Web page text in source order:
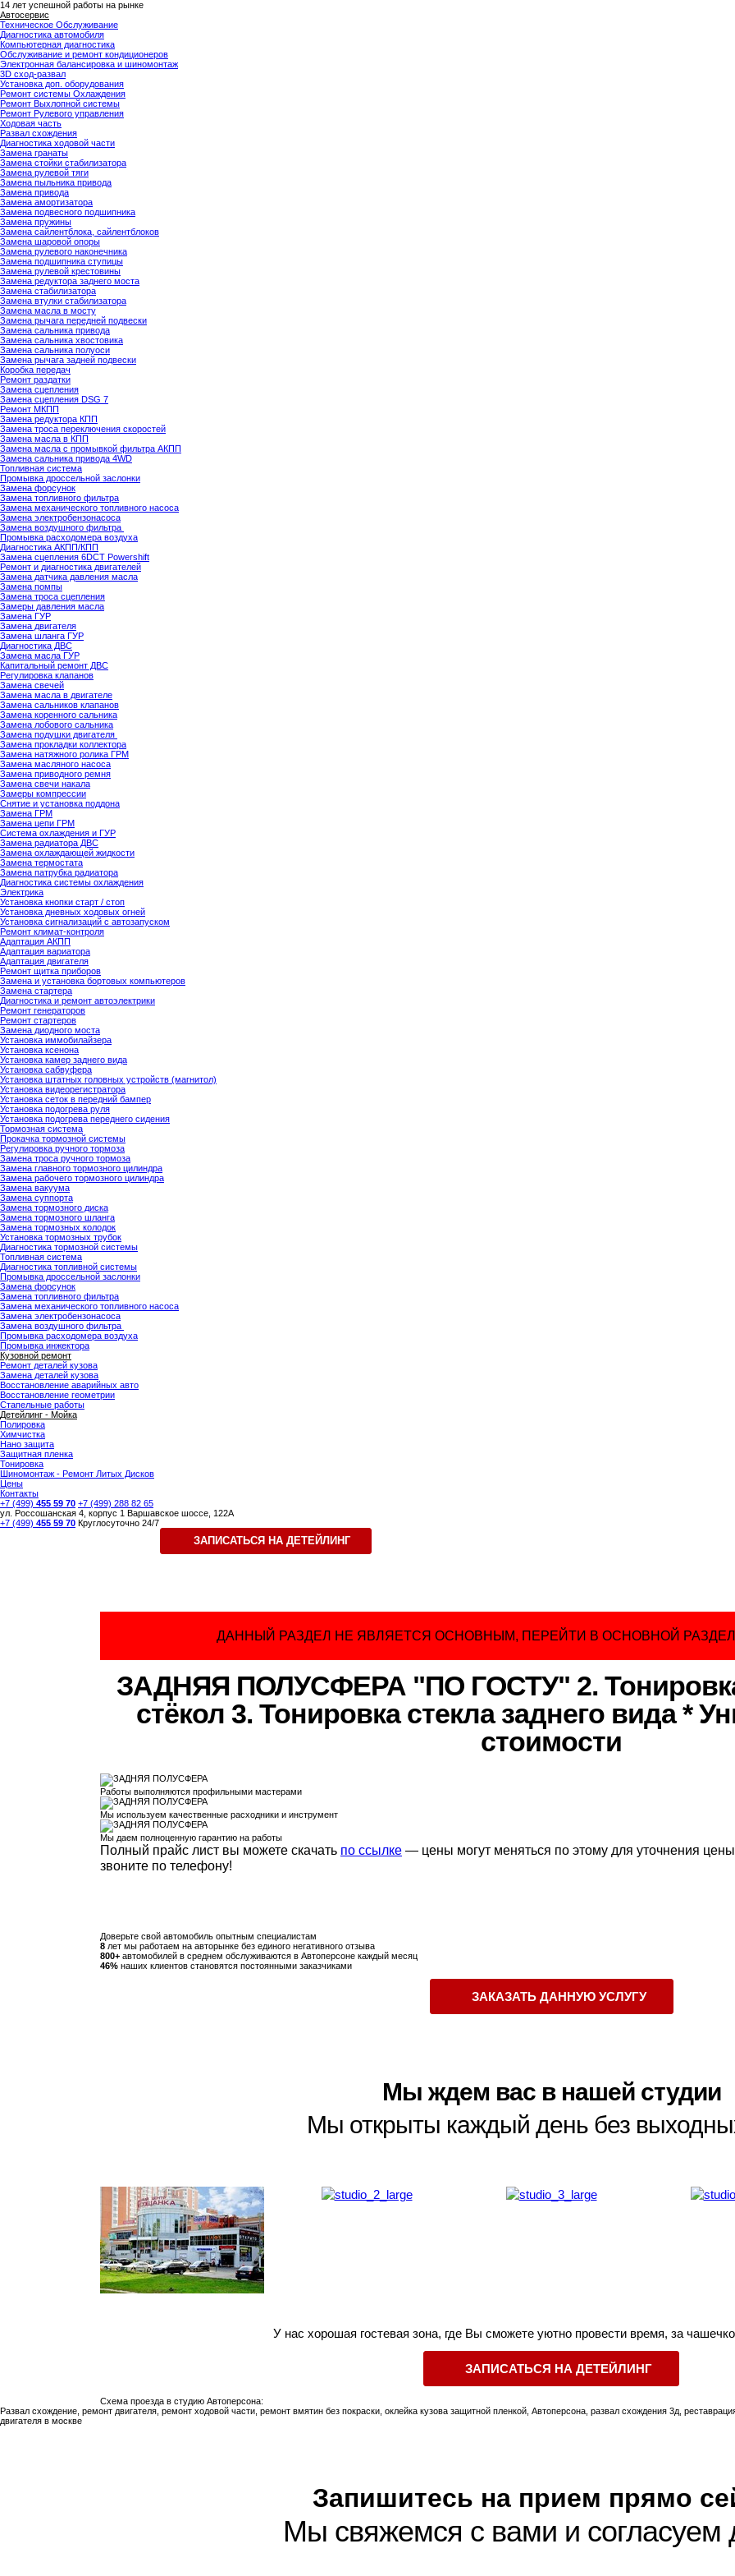
14 лет успешной работы на рынке
Автосервис
Техническое Обслуживание
Диагностика автомобиля
Компьютерная диагностика
Обслуживание и ремонт кондиционеров
Электронная балансировка и шиномонтаж
3D сход-развал
Установка доп. оборудования
Ремонт системы Охлаждения
Ремонт Выхлопной системы
Ремонт Рулевого управления
Ходовая часть
Развал схождения
Диагностика ходовой части
Замена гранаты
Замена стойки стабилизатора
Замена рулевой тяги
Замена пыльника привода
Замена привода
Замена амортизатора
Замена подвесного подшипника
Замена пружины
Замена сайлентблока, сайлентблоков
Замена шаровой опоры
Замена рулевого наконечника
Замена подшипника ступицы
Замена рулевой крестовины
Замена редуктора заднего моста
Замена стабилизатора
Замена втулки стабилизатора
Замена масла в мосту
Замена рычага передней подвески
Замена сальника привода
Замена сальника хвостовика
Замена сальника полуоси
Замена рычага задней подвески
Коробка передач
Ремонт раздатки
Замена сцепления
Замена сцепления DSG 7
Ремонт МКПП
Замена редуктора КПП
Замена троса переключения скоростей
Замена масла в КПП
Замена масла с промывкой фильтра АКПП
Замена сальника привода 4WD
Топливная система
Промывка дроссельной заслонки
Замена форсунок
Замена топливного фильтра
Замена механического топливного насоса
Замена электробензонасоса
Замена воздушного фильтра
Промывка расходомера воздуха
Диагностика АКПП/КПП
Замена сцепления 6DCT Powershift
Ремонт и диагностика двигателей
Замена датчика давления масла
Замена помпы
Замена троса сцепления
Замеры давления масла
Замена ГУР
Замена двигателя
Замена шланга ГУР
Диагностика ДВС
Замена масла ГУР
Капитальный ремонт ДВС
Регулировка клапанов
Замена свечей
Замена масла в двигателе
Замена сальников клапанов
Замена коренного сальника
Замена лобового сальника
Замена подушки двигателя
Замена прокладки коллектора
Замена натяжного ролика ГРМ
Замена масляного насоса
Замена приводного ремня
Замена свечи накала
Замеры компрессии
Снятие и установка поддона
Замена ГРМ
Замена цепи ГРМ
Система охлаждения и ГУР
Замена радиатора ДВС
Замена охлаждающей жидкости
Замена термостата
Замена патрубка радиатора
Диагностика системы охлаждения
Электрика
Установка кнопки старт / стоп
Установка дневных ходовых огней
Установка сигнализаций с автозапуском
Ремонт климат-контроля
Адаптация АКПП
Адаптация вариатора
Адаптация двигателя
Ремонт щитка приборов
Замена и установка бортовых компьютеров
Замена стартера
Диагностика и ремонт автоэлектрики
Ремонт генераторов
Ремонт стартеров
Замена диодного моста
Установка иммобилайзера
Установка ксенона
Установка камер заднего вида
Установка сабвуфера
Установка штатных головных устройств (магнитол)
Установка видеорегистратора
Установка сеток в передний бампер
Установка подогрева руля
Установка подогрева переднего сидения
Тормозная система
Прокачка тормозной системы
Регулировка ручного тормоза
Замена троса ручного тормоза
Замена главного тормозного цилиндра
Замена рабочего тормозного цилиндра
Замена вакуума
Замена суппорта
Замена тормозного диска
Замена тормозного шланга
Замена тормозных колодок
Установка тормозных трубок
Диагностика тормозной системы
Топливная система
Диагностика топливной системы
Промывка дроссельной заслонки
Замена форсунок
Замена топливного фильтра
Замена механического топливного насоса
Замена электробензонасоса
Замена воздушного фильтра
Промывка расходомера воздуха
Промывка инжектора
Кузовной ремонт
Ремонт деталей кузова
Замена деталей кузова
Восстановление аварийных авто
Восстановление геометрии
Стапельные работы
Детейлинг - Мойка
Полировка
Химчистка
Нано защита
Защитная пленка
Тонировка
Шиномонтаж - Ремонт Литых Дисков
Цены
Контакты
+7 (499) 455 59 70 +7 (499) 288 82 65
ул. Россошанская 4, корпус 1 Варшавское шоссе, 122А
+7 (499) 455 59 70 Круглосуточно 24/7
ЗАПИСАТЬСЯ НА ДЕТЕЙЛИНГ
ДАННЫЙ РАЗДЕЛ НЕ ЯВЛЯЕТСЯ ОСНОВНЫМ, ПЕРЕЙТИ В ОСНОВНОЙ
ЗАДНЯЯ ПОЛУСФЕРА "ПО ГОСТУ" 2.
стёкол 3. Тонировка стекла заднего вида *
стоимости
Работы выполняются профильными мастерами
Мы используем качественные расходники и инструмент
Мы даем полноценную гарантию на работы
Полный прайс лист вы можете скачать по ссылке — цены могут меняться по этому для уточнения цены
звоните по телефону!
Доверьте свой автомобиль опытным специалистам
8 лет мы работаем на авторынке без единого негативного отзыва
800+ автомобилей в среднем обслуживаются в Автоперсоне каждый месяц
46% наших клиентов становятся постоянными заказчиками
ЗАКАЗАТЬ ДАННУЮ УСЛУГУ
Мы ждем вас в нашей студии
Мы открыты каждый день без
У нас хорошая гостевая зона, где Вы сможете уютно провести время, за
ЗАПИСАТЬСЯ НА ДЕТЕЙЛИНГ
Схема проезда в студию Автоперсона:
Развал схождение, ремонт двигателя, ремонт ходовой части, ремонт вмятин без покраски, оклейка кузова защитной пленкой, Автоперсона, развал схождения 3д,
двигателя в москве
Запишитесь на прием прямо
Мы свяжемся с вами и согласуем